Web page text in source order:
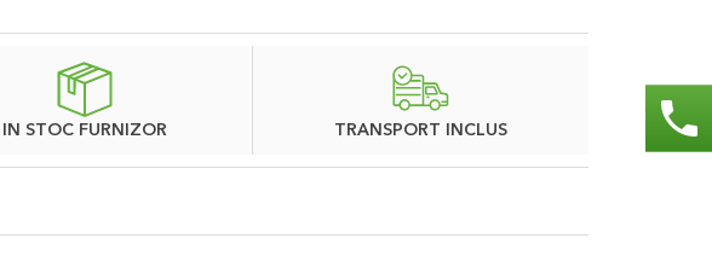
IN STOC FURNIZOR TRANSPORT INCLUS phone